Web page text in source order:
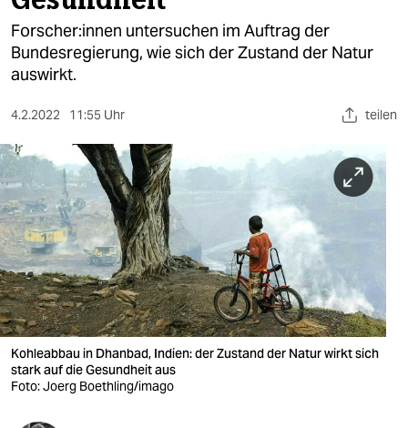
öko
gesellschaft
sport
berlin
nord
wahrheit
verlag
verlag
veranstaltungen
Forscher:in­nen untersuchen im Auftrag der
Bundesregierung, wie sich der Zustand der Natur
auswirkt.
4.2.2022 11:55 Uhr teilen
Kohleabbau in Dhanbad, Indien: der Zustand der Natur wirkt sich
stark auf die Gesundheit aus
Foto: Joerg Boethling/imago